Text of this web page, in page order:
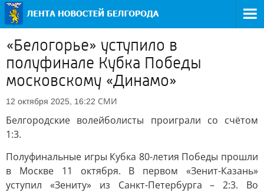
«Белогорье» уступило в
полуфинале Кубка Победы
московскому «Динамо»
12 октября 2025, 16:22 СМИ
Белгородские волейболисты проиграли со счётом
1:3.
Полуфинальные игры Кубка 80-летия Победы прошли
в Москве 11 октября. В первом «Зенит-Казань»
уступил «Зениту» из Санкт-Петербурга – 2:3. Во